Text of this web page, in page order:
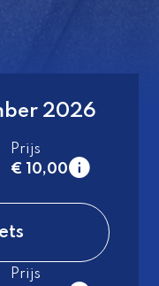
2026
Prijs
€ 10,00
Prijs